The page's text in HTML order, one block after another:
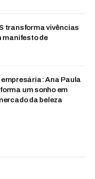
transforma vivências
manifesto de
Ana Paula
um sonho em
da beleza